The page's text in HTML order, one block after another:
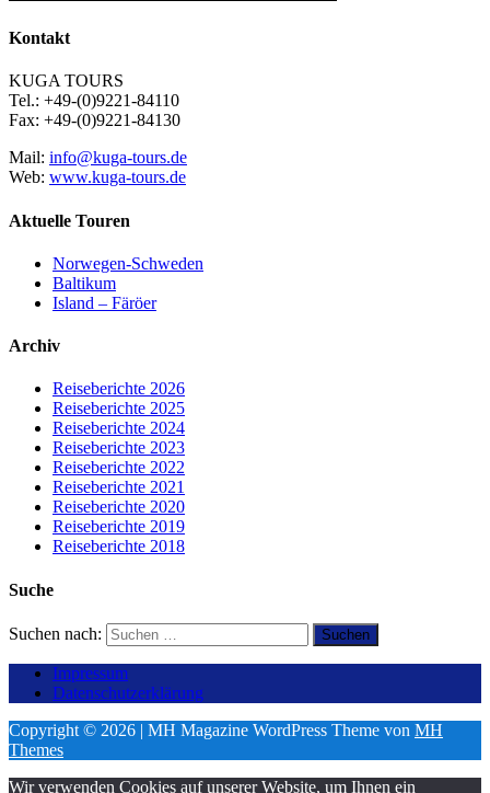
Kontakt
KUGA TOURS
Tel.: +49-(0)9221-84110
Fax: +49-(0)9221-84130
Mail: info@kuga-tours.de
Web: www.kuga-tours.de
Aktuelle Touren
Norwegen-Schweden
Baltikum
Island – Färöer
Archiv
Reiseberichte 2026
Reiseberichte 2025
Reiseberichte 2024
Reiseberichte 2023
Reiseberichte 2022
Reiseberichte 2021
Reiseberichte 2020
Reiseberichte 2019
Reiseberichte 2018
Suche
Suchen nach:
Impressum
Datenschutzerklärung
Copyright © 2026 | MH Magazine WordPress Theme von MH
Themes
Wir verwenden Cookies auf unserer Website, um Ihnen ein